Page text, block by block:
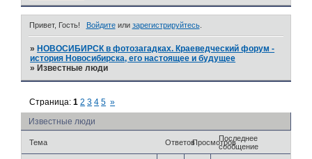
Привет, Гость! Войдитеили зарегистрируйтесь.
» НОВОСИБИРСК в фотозагадках. Краеведческий форум -
история Новосибирска, его настоящее и будущее
» Известные люди
Известные люди
Страница:1 2 3 4 5 »
Тема ОтветовПросмотровПоследнее
сообщение